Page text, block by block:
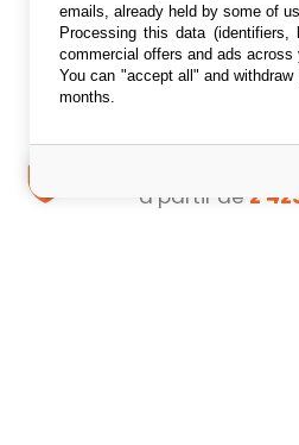
Amplis WiFi/
Marantz Model
Noir Élevez votre...
à partir de 2
emails, already held by some of
Processing this data
commercial offers and ads
You can "accept all" and
months.